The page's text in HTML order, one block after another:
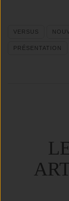
VERSUS
PRÉSENTATION